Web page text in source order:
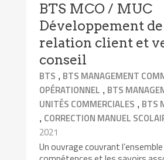
BTS MCO / MUC
Développement
relation client et
conseil
BTS , BTS MANAGEMENT
OPÉRATIONNEL , BTS
UNITÉS COMMERCIALES , BTS
, CORRECTION MANUEL
2021
Un ouvrage couvrant